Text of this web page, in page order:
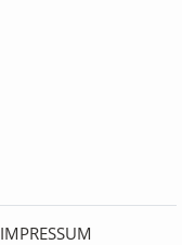
IMPRESSUM